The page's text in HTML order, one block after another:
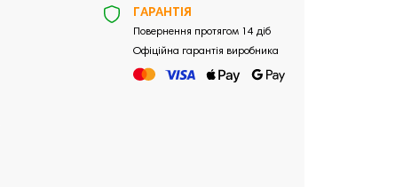
ГАРАНТІЯ
Повернення протягом 14 діб
Офіційна гарантія виробника